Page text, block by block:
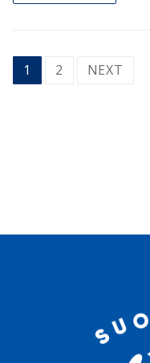
Posts
1 2 NEXT